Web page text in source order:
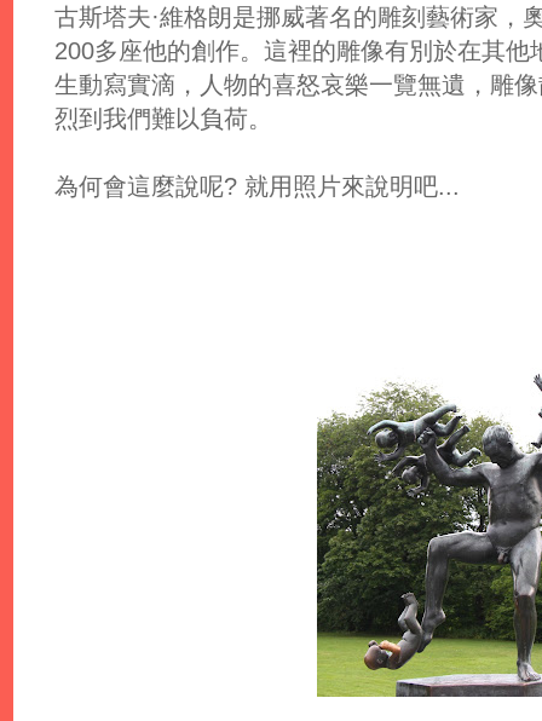
古斯塔夫·維格朗是挪威著名的雕刻藝術家，
200多座他的創作。這裡的雕像有別於在其
生動寫實滴，人物的喜怒哀樂一覽無遺，雕
烈到我們難以負荷。
為何會這麼說呢? 就用照片來說明吧...